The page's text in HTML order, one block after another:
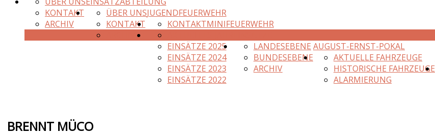
KONTAKT
ARCHIV
JUGENDFEUERWEHR
ÜBER UNS
KONTAKT
MINIFEUERWEHR
KONTAKT
EINSÄTZE 2025
EINSÄTZE 2024
EINSÄTZE 2023
EINSÄTZE 2022
AUGUST-ERNST-POKAL
LANDESEBENE
BUNDESEBENE
ARCHIV
AKTUELLE FAHRZEUGE
HISTORISCHE FAHRZEUGE
ALARMIERUNG
BRENNT MÜCO